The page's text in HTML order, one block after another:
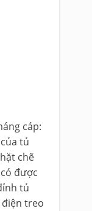
cáp:
tủ
chẽ
được
tủ
treo